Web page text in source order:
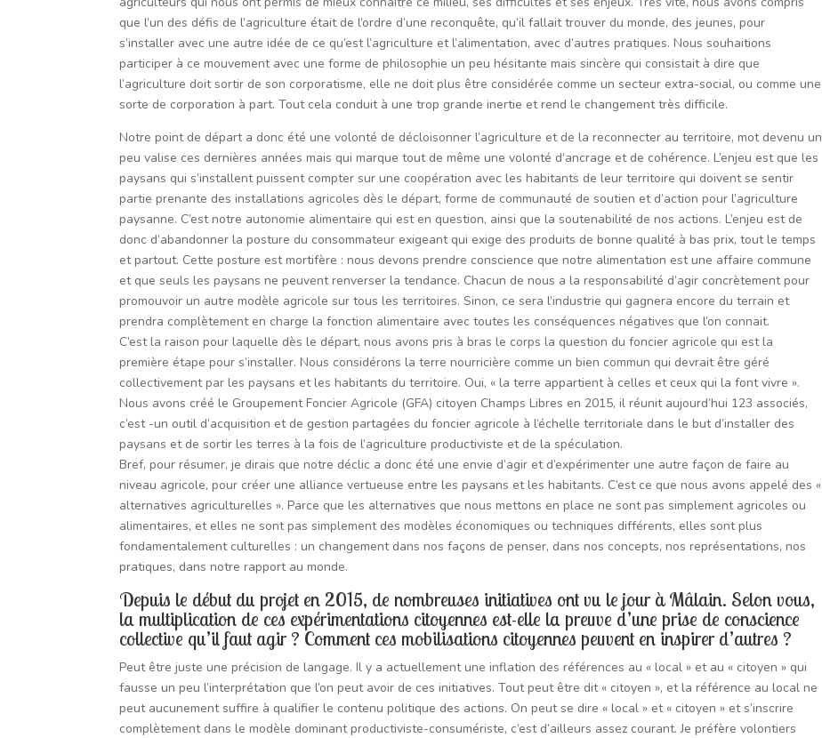
que l’un des défis de l’agriculture était de l’ordre d’une reconquête, qu’il fallait trouver du monde, des jeunes, pour
s’installer avec une autre idée de ce qu’est l’agriculture et l’alimentation, avec d’autres pratiques. Nous souhaitions
participer à ce mouvement avec une forme de philosophie un peu hésitante mais sincère qui consistait à dire que
l’agriculture doit sortir de son corporatisme, elle ne doit plus être considérée comme un secteur extra-social, ou comme une
sorte de corporation à part. Tout cela conduit à une trop grande inertie et rend le changement très difficile.
Notre point de départ a donc été une volonté de décloisonner l’agriculture et de la reconnecter au territoire, mot devenu un
peu valise ces dernières années mais qui marque tout de même une volonté d’ancrage et de cohérence. L’enjeu est que les
paysans qui s’installent puissent compter sur une coopération avec les habitants de leur territoire qui doivent se sentir
partie prenante des installations agricoles dès le départ, forme de communauté de soutien et d’action pour l’agriculture
paysanne. C’est notre autonomie alimentaire qui est en question, ainsi que la soutenabilité de nos actions. L’enjeu est de
donc d’abandonner la posture du consommateur exigeant qui exige des produits de bonne qualité à bas prix, tout le temps
et partout. Cette posture est mortifère : nous devons prendre conscience que notre alimentation est une affaire commune
et que seuls les paysans ne peuvent renverser la tendance. Chacun de nous a la responsabilité d’agir concrètement pour
promouvoir un autre modèle agricole sur tous les territoires. Sinon, ce sera l’industrie qui gagnera encore du terrain et
prendra complètement en charge la fonction alimentaire avec toutes les conséquences négatives que l’on connait.
C’est la raison pour laquelle dès le départ, nous avons pris à bras le corps la question du foncier agricole qui est la
première étape pour s’installer. Nous considérons la terre nourricière comme un bien commun qui devrait être géré
collectivement par les paysans et les habitants du territoire. Oui, « la terre appartient à celles et ceux qui la font vivre ».
Nous avons créé le Groupement Foncier Agricole (GFA) citoyen Champs Libres en 2015, il réunit aujourd’hui 123 associés,
c’est -un outil d’acquisition et de gestion partagées du foncier agricole à l’échelle territoriale dans le but d’installer des
paysans et de sortir les terres à la fois de l’agriculture productiviste et de la spéculation.
Bref, pour résumer, je dirais que notre déclic a donc été une envie d’agir et d’expérimenter une autre façon de faire au
niveau agricole, pour créer une alliance vertueuse entre les paysans et les habitants. C’est ce que nous avons appelé des «
alternatives agriculturelles ». Parce que les alternatives que nous mettons en place ne sont pas simplement agricoles ou
alimentaires, et elles ne sont pas simplement des modèles économiques ou techniques différents, elles sont plus
fondamentalement culturelles : un changement dans nos façons de penser, dans nos concepts, nos représentations, nos
pratiques, dans notre rapport au monde.
Depuis le début du projet en 2015, de nombreuses initiatives ont vu le jour à Mâlain. Selon vous,
la multiplication de ces expérimentations citoyennes est-elle la preuve d’une prise de conscience
collective qu’il faut agir ? Comment ces mobilisations citoyennes peuvent en inspirer d’autres ?
Peut être juste une précision de langage. Il y a actuellement une inflation des références au « local » et au « citoyen » qui
fausse un peu l’interprétation que l’on peut avoir de ces initiatives. Tout peut être dit « citoyen », et la référence au local ne
peut aucunement suffire à qualifier le contenu politique des actions. On peut se dire « local » et « citoyen » et s’inscrire
complètement dans le modèle dominant productiviste-consumériste, c’est d’ailleurs assez courant. Je préfère volontiers